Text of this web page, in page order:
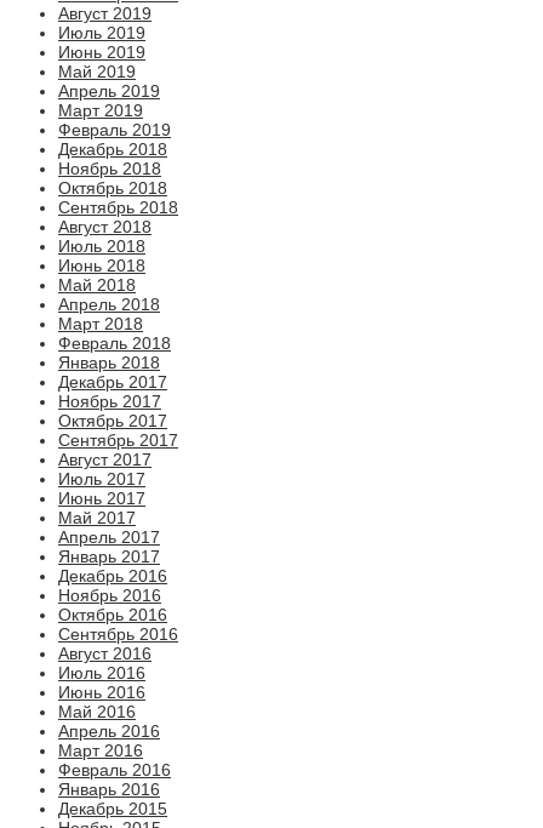
Август 2019
Июль 2019
Июнь 2019
Май 2019
Апрель 2019
Март 2019
Февраль 2019
Декабрь 2018
Ноябрь 2018
Октябрь 2018
Сентябрь 2018
Август 2018
Июль 2018
Июнь 2018
Май 2018
Апрель 2018
Март 2018
Февраль 2018
Январь 2018
Декабрь 2017
Ноябрь 2017
Октябрь 2017
Сентябрь 2017
Август 2017
Июль 2017
Июнь 2017
Май 2017
Апрель 2017
Январь 2017
Декабрь 2016
Ноябрь 2016
Октябрь 2016
Сентябрь 2016
Август 2016
Июль 2016
Июнь 2016
Май 2016
Апрель 2016
Март 2016
Февраль 2016
Январь 2016
Декабрь 2015